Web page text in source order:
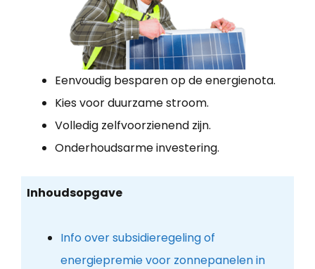
Eenvoudig besparen op de energienota.
Kies voor duurzame stroom.
Volledig zelfvoorzienend zijn.
Onderhoudsarme investering.
Inhoudsopgave
Info over subsidieregeling of
energiepremie voor zonnepanelen in